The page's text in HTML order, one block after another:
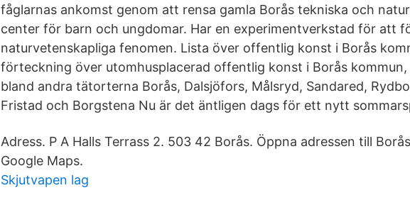
fåglarnas ankomst genom att rensa gamla Borås tekniska och
center för barn och ungdomar. Har en experimentverkstad för att
naturvetenskapliga fenomen. Lista över offentlig konst i Borås
förteckning över utomhusplacerad offentlig konst i Borås
bland andra tätorterna Borås, Dalsjöfors, Målsryd, Sandared,
Fristad och Borgstena Nu är det äntligen dags för ett nytt
Adress. P A Halls Terrass 2. 503 42 Borås. Öppna adressen till
Google Maps.
Skjutvapen lag